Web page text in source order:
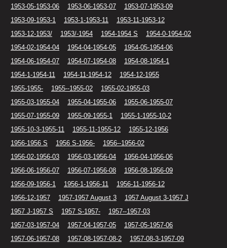
1953-05-1953-06 1953-06-1953-07
1953-07-1953-09
1953-09-1953-1
1953-1-1953-11
1953-11-1953-12
1953-12-1953/
1953/-1954 1954-1954 S
1954-0-1954-02
1954-02-1954-04
1954-04-1954-05
1954-05-1954-06
1954-06-1954-07
1954-07-1954-08
1954-08-1954-1
1954-1-1954-11
1954-11-1954-12
1954-12-1955
1955-1955-
1955--1955-02
1955-02-1955-03
1955-03-1955-04
1955-04-1955-06
1955-06-1955-07
1955-07-1955-09
1955-09-1955-1
1955-1-1955-10-2
1955-10-3-1955-11
1955-11-1955-12
1955-12-1956
1956-1956 S
1956 S-1956-
1956--1956-02
1956-02-1956-03
1956-03-1956-04
1956-04-1956-06
1956-06-1956-07
1956-07-1956-08
1956-08-1956-09
1956-09-1956-1
1956-1-1956-11
1956-11-1956-12
1956-12-1957
1957-1957 August 3
1957 August 3-1957 J
1957 J-1957 S
1957 S-1957-
1957--1957-03
1957-03-1957-04
1957-04-1957-05
1957-05-1957-06
1957-06-1957-08
1957-08-1957-08-2
1957-08-3-1957-09